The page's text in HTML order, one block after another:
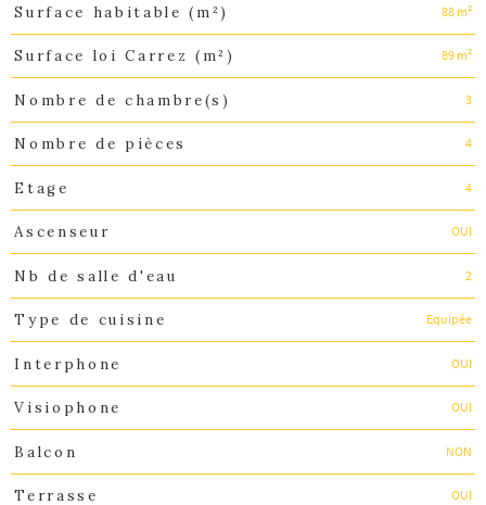
Surface habitable (m²) 88 m²
Surface loi Carrez (m²) 89 m²
Nombre de chambre(s) 3
Nombre de pièces 4
Etage 4
Ascenseur OUI
Nb de salle d'eau 2
Type de cuisine Equipée
Interphone OUI
Visiophone OUI
Balcon NON
Terrasse OUI